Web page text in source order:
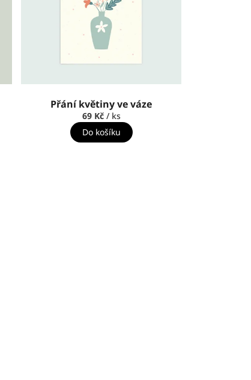
Přání květiny ve váze
69 Kč / ks
Do košíku